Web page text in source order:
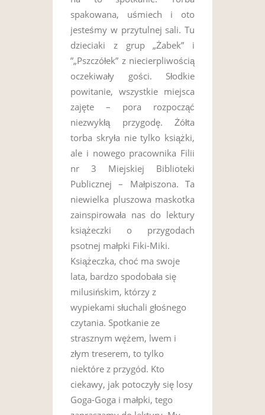
spakowana, uśmiech i oto
jesteśmy w przytulnej sali. Tu
dzieciaki z grup „Żabek” i
”„Pszczółek” z niecierpliwością
oczekiwały gości. Słodkie
powitanie, wszystkie miejsca
zajęte – pora rozpocząć
niezwykłą przygodę. Żółta
torba skryła nie tylko książki,
ale i nowego pracownika Filii
nr 3 Miejskiej Biblioteki
Publicznej – Małpiszona. Ta
niewielka pluszowa maskotka
zainspirowała nas do lektury
książeczki o przygodach
psotnej małpki Fiki-Miki.
Książeczka, choć ma swoje
lata, bardzo spodobała się
milusińskim, którzy z
wypiekami słuchali głośnego
czytania. Spotkanie ze
strasznym wężem, lwem i
złym treserem, to tylko
niektóre z przygód. Kto
ciekawy, jak potoczyły się losy
Goga-Goga i małpki, tego